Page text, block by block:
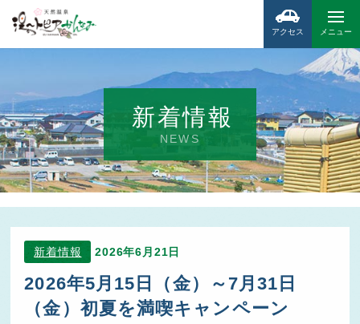
メニュー
アクセス
新着情報
NEWS
新着情報 2026年6月21日
2026年5月15日（金）～7月31日
（金）初夏を満喫キャンペーン